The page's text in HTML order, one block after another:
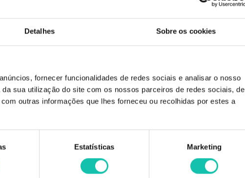
Detalhes Sobre os cookies
fornecer funcionalidades de redes sociais e analisar o nosso
sua utilização do site com os nossos parceiros de redes sociais, de
outras informações que lhes forneceu ou recolhidas por estes a
Estatísticas Marketing
reforçando as células da pele e protegendo-as contra
suavemente. O creme é perfeito para preparar a pele para